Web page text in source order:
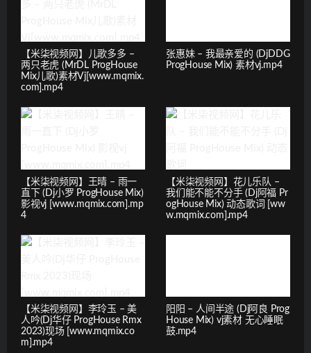
【米柒视频网】儿歌多多 –
两只老虎 (MrDL ProgHouse
Mix儿歌)素材Vj[www.mqmix.
com].mp4
张惠妹 – 我最亲爱的 (DjDDG
ProgHouse Mix) 素材vj.mp4
【米柒视频网】王晴 – 雨一
直下 (Dj小罗 ProgHouse Mix)
影视vj [www.mqmix.com].mp
4
【米柒视频网】花儿乐队 –
我们能不能不分手 (Dj阿福 Pr
ogHouse Mix) 动态歌词 [ww
w.mqmix.com].mp4
【米柒视频网】李玲玉 – 美
人吟(Dj华仔 ProgHouse Rmx
2023)现场 [www.mqmix.co
m].mp4
阳阳 – 人间半途 (Dj阿良 Prog
House Mix) vj素材 无心睡眠
鼓.mp4